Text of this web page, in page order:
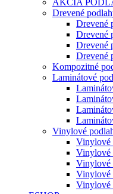
AKCIA
Drevené
Drevené
Drevené
Drevené
Drevené
Kompozitné
Laminátové
Vinylové
Vinylové
Vinylové
Vinylové
Vinylové
Vinylové